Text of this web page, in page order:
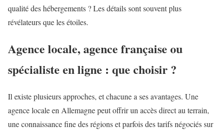
qualité des hébergements ? Les détails sont souvent plus
révélateurs que les étoiles.
Agence locale, agence française ou
spécialiste en ligne : que choisir ?
Il existe plusieurs approches, et chacune a ses avantages. Une
agence locale en Allemagne peut offrir un accès direct au terrain,
une connaissance fine des régions et parfois des tarifs négociés sur